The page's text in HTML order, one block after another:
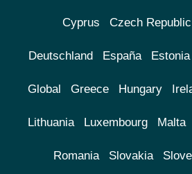
Cyprus Czech Republic
Deutschland España Estonia
Global Greece Hungary
Lithuania Luxembourg Malta
Romania Slovakia